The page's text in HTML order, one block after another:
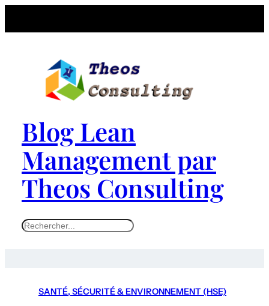
Blog Lean
Management par
Theos Consulting
S
SANTÉ, SÉCURITÉ & ENVIRONNEMENT (HSE)